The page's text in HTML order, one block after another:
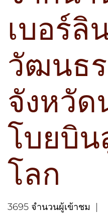
เบอร์ลิ
วัฒนธ
จังหวัด
โบยบิน
โลก
3695 จำนวนผู้เข้าชม